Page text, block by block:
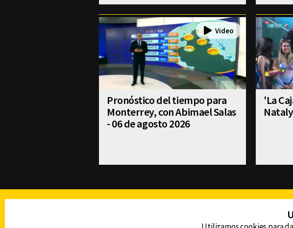
Pronóstico del tiempo para
Monterrey, con Abimael Salas
- 06 de agosto 2026
'La